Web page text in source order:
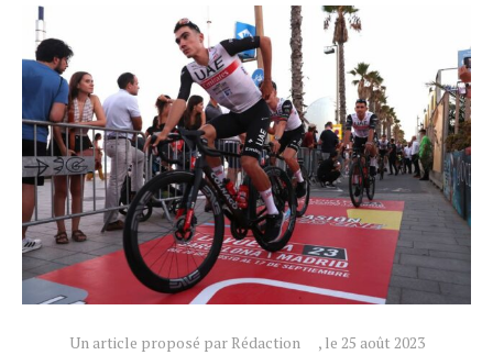
Un article proposé par Rédaction , le 25 août 2023